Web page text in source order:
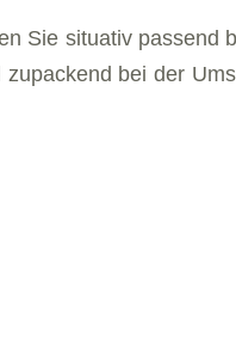
Sie si­tua­tiv
bei der